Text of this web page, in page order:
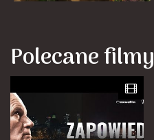
Polecane filmy